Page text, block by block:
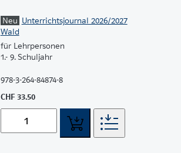
Neu Unterrichtsjournal 2026/2027
Wald
für Lehrpersonen
1.- 9. Schuljahr
978-3-264-84874-8
CHF 33.50